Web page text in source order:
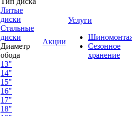
Литые
диски
Стальные
диски
Диаметр
обода
13"
14"
15"
16"
17"
18"
Акции
Услуги
Сезонное
хранение